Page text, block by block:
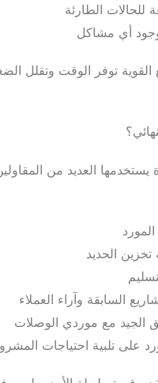
للحالات الطارئة
أي مشاكل
القوية توفر الوقت وتقلل
العديد من
الحديد
السابقة وآراء العملاء
الجيد مع موردي الوصلات
على تلبية احتياجات